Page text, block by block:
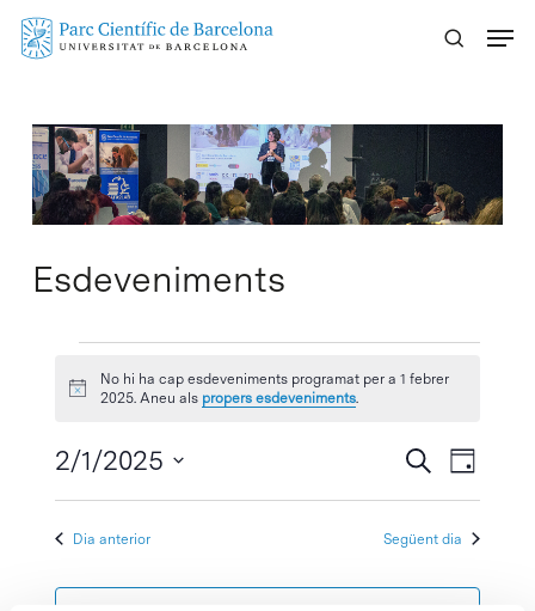
Skip
Esdeveniments
Esdeveniments
del
1
febrer
2025
Avís
No hi ha cap esdeveniments programat per a 1 febrer
2025. Aneu als propers esdeveniments.
visual
cerca
Cercar
Dia
2/1/2025
Dia anterior Següent dia